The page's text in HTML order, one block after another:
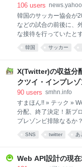
（TBS NEWS DIG
106 users
韓国のサッカー協会が
などの試合の前後に、
な接待を行っていたと
た。 JNNが入手した韓
韓サッカー協会は
どあわせて7試合で、
し、性的な接待を行っ
1回あたり日本円で最
ました。 韓国代表チ
績で、負けはありませ
が国の恥さらしだと思
けない」 「スポーツ
韓国 サッカー
X(Twitter)の収益分
クツイ・インプレ
90 users smhn.info
すまほん!! » テック »
分配、終了決定！新プ
プレゾンビ排除なるか
制度へ。 Xがクリエイ
Sharing（収益分配）
替えます。X Creator
SNS twitter あ
Web API設計の現